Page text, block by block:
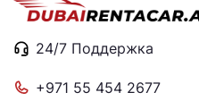
24/7 Поддержка
+971 55 454 2677